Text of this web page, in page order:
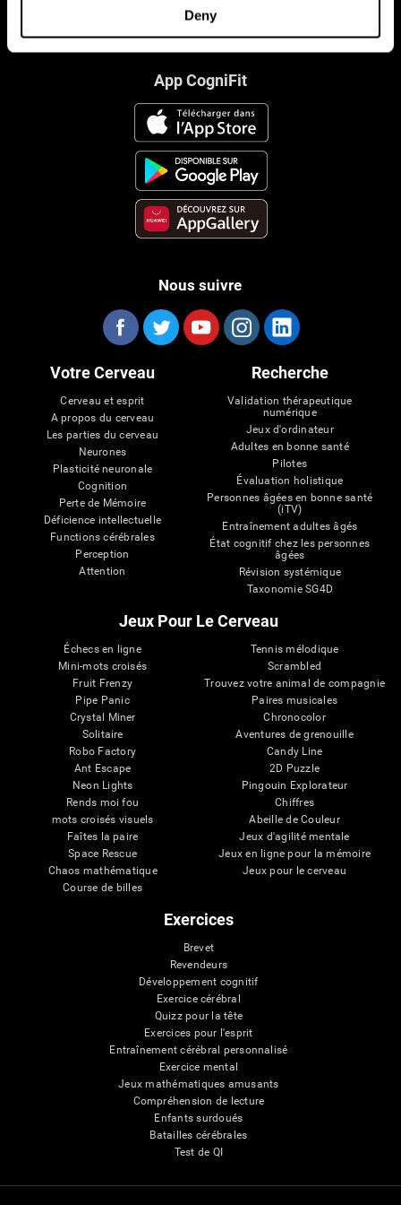
Deny
App CogniFit
Nous suivre
Votre Cerveau
Cerveau et esprit
A propos du cerveau
Les parties du cerveau
Neurones
Plasticité neuronale
Cognition
Perte de Mémoire
Déficience intellectuelle
Functions cérébrales
Perception
Attention
Recherche
Validation thérapeutique
numérique
Jeux d'ordinateur
Adultes en bonne santé
Pilotes
Évaluation holistique
Personnes âgées en bonne santé
(iTV)
Entraînement adultes âgés
État cognitif chez les personnes
âgées
Révision systémique
Taxonomie SG4D
Jeux Pour Le Cerveau
Échecs en ligne
Mini-mots croisés
Fruit Frenzy
Pipe Panic
Crystal Miner
Solitaire
Robo Factory
Ant Escape
Neon Lights
Rends moi fou
mots croisés visuels
Faîtes la paire
Space Rescue
Chaos mathématique
Course de billes
Tennis mélodique
Scrambled
Trouvez votre animal de compagnie
Paires musicales
Chronocolor
Aventures de grenouille
Candy Line
2D Puzzle
Pingouin Explorateur
Chiffres
Abeille de Couleur
Jeux d'agilité mentale
Jeux en ligne pour la mémoire
Jeux pour le cerveau
Exercices
Brevet
Revendeurs
Développement cognitif
Exercice cérébral
Quizz pour la tête
Exercices pour l'esprit
Entraînement cérébral personnalisé
Exercice mental
Jeux mathématiques amusants
Compréhension de lecture
Enfants surdoués
Batailles cérébrales
Test de QI